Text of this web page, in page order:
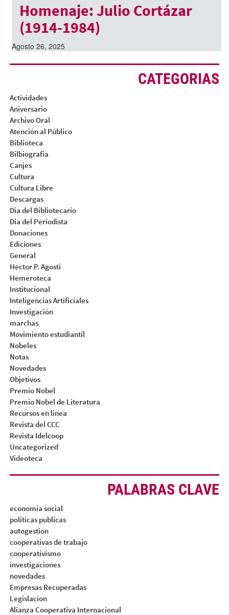
Homenaje: Julio Cortázar
(1914-1984)
Agosto 26, 2025
CATEGORIAS
Actividades
Aniversario
Archivo Oral
Atención al Público
Biblioteca
Bilbiografia
Canjes
Cultura
Cultura Libre
Descargas
Dia del Bibliotecario
Dia del Periodista
Donaciones
Ediciones
General
Hector P. Agosti
Hemeroteca
Institucional
Inteligencias Artificiales
Investigación
marchas
Movimiento estudiantil
Nobeles
Notas
Novedades
Objetivos
Premio Nobel
Premio Nobel de Literatura
Recursos en linea
Revista del CCC
Revista Idelcoop
Uncategorized
Videoteca
PALABRAS CLAVE
economia social
politicas publicas
autogestion
cooperativas de trabajo
cooperativismo
investigaciones
novedades
Empresas Recuperadas
Legislacion
Alianza Cooperativa Internacional